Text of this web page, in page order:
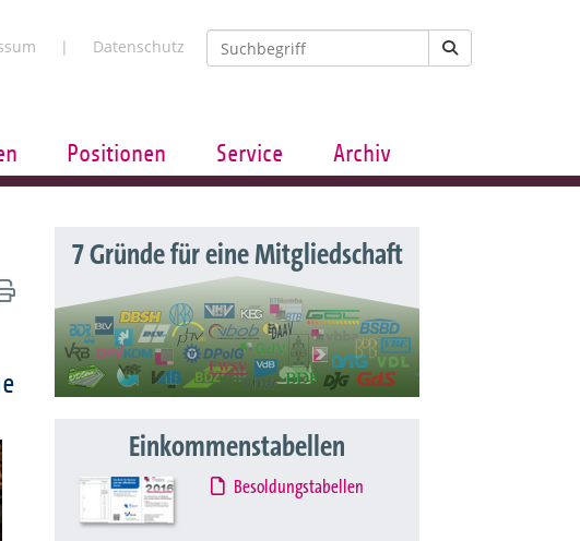
Datenschutz
Positionen Service Archiv
7 Gründe für eine Mitgliedschaft
Einkommenstabellen
Besoldungstabellen